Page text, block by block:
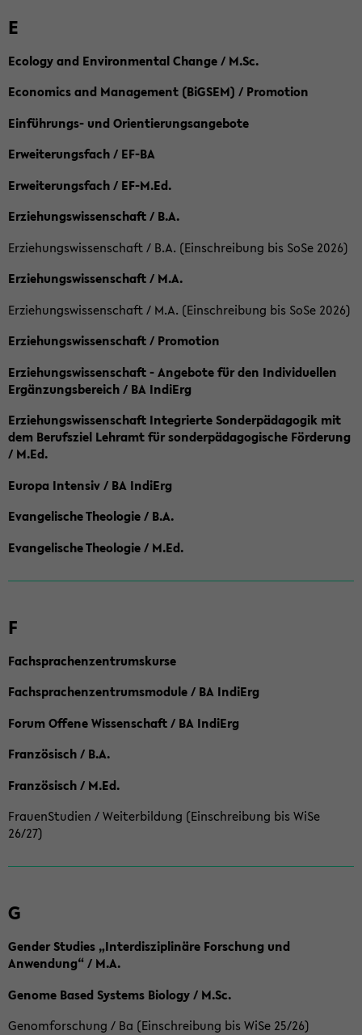
E
Ecology and Environmental Change / M.Sc.
Economics and Management (BiGSEM) / Promotion
Einführungs- und Orientierungsangebote
Erweiterungsfach / EF-BA
Erweiterungsfach / EF-M.Ed.
Erziehungswissenschaft / B.A.
Erziehungswissenschaft / B.A. (Einschreibung bis SoSe 2026)
Erziehungswissenschaft / M.A.
Erziehungswissenschaft / M.A. (Einschreibung bis SoSe 2026)
Erziehungswissenschaft / Promotion
Erziehungswissenschaft - Angebote für den Individuellen
Ergänzungsbereich / BA IndiErg
Erziehungswissenschaft Integrierte Sonderpädagogik mit
dem Berufsziel Lehramt für sonderpädagogische Förderung
/ M.Ed.
Europa Intensiv / BA IndiErg
Evangelische Theologie / B.A.
Evangelische Theologie / M.Ed.
F
Fachsprachenzentrumskurse
Fachsprachenzentrumsmodule / BA IndiErg
Forum Offene Wissenschaft / BA IndiErg
Französisch / B.A.
Französisch / M.Ed.
FrauenStudien / Weiterbildung (Einschreibung bis WiSe
26/27)
G
Gender Studies „Interdisziplinäre Forschung und
Anwendung“ / M.A.
Genome Based Systems Biology / M.Sc.
Genomforschung / Ba (Einschreibung bis WiSe 25/26)